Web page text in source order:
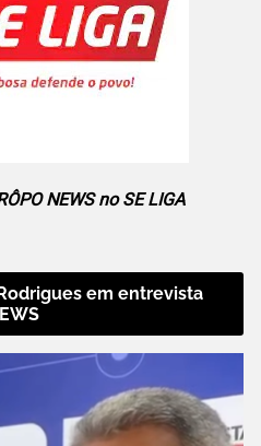
NEWS no SE LIGA
em entrevista